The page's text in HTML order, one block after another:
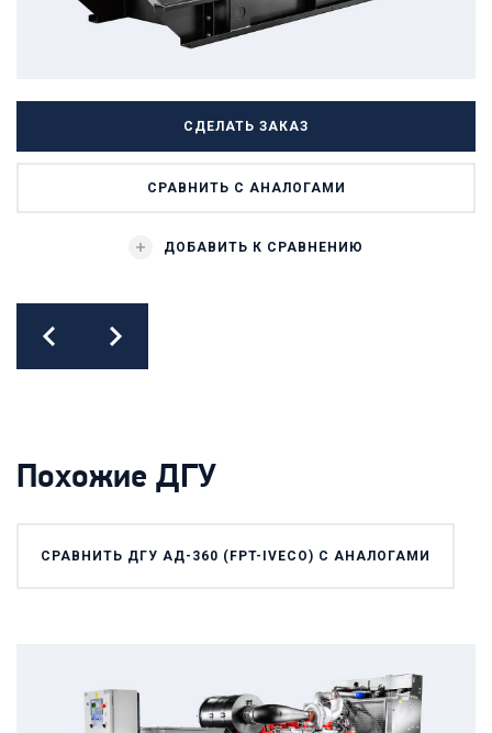
СДЕЛАТЬ ЗАКАЗ
СРАВНИТЬ С АНАЛОГАМИ
ДОБАВИТЬ К СРАВНЕНИЮ
Похожие ДГУ
СРАВНИТЬ ДГУ АД-360 (FPT-IVECO) С АНАЛОГАМИ